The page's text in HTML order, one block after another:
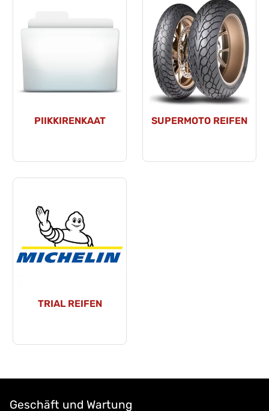
PIIKKIRENKAAT SUPERMOTO REIFEN
TRIAL REIFEN
Geschäft und Wartung